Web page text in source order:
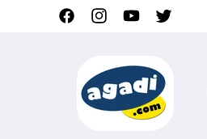
FacebookInstagramYouTubeTwitter